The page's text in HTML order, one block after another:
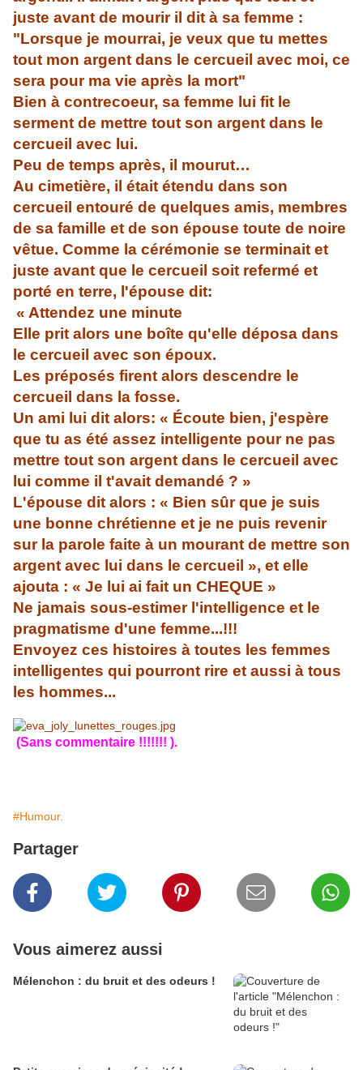
juste avant de mourir il dit à sa femme :
"Lorsque je mourrai, je veux que tu mettes
tout mon argent dans le cercueil avec moi, ce
sera pour ma vie après la mort"
Bien à contrecoeur, sa femme lui fit le
serment de mettre tout son argent dans le
cercueil avec lui.
Peu de temps après, il mourut…
Au cimetière, il était étendu dans son
cercueil entouré de quelques amis, membres
de sa famille et de son épouse toute de noire
vêtue. Comme la cérémonie se terminait et
juste avant que le cercueil soit refermé et
porté en terre, l'épouse dit:
« Attendez une minute
Elle prit alors une boîte qu'elle déposa dans
le cercueil avec son époux.
Les préposés firent alors descendre le
cercueil dans la fosse.
Un ami lui dit alors: « Écoute bien, j'espère
que tu as été assez intelligente pour ne pas
mettre tout son argent dans le cercueil avec
lui comme il t'avait demandé ? »
L'épouse dit alors : « Bien sûr que je suis
une bonne chrétienne et je ne puis revenir
sur la parole faite à un mourant de mettre son
argent avec lui dans le cercueil », et elle
ajouta : « Je lui ai fait un CHEQUE »
Ne jamais sous-estimer l'intelligence et le
pragmatisme d'une femme...!!!
Envoyez ces histoires à toutes les femmes
intelligentes qui pourront rire et aussi à tous
les hommes...
(Sans commentaire !!!!!!! ).
#Humour.
Partager
Vous aimerez aussi
Mélenchon : du bruit et des odeurs !